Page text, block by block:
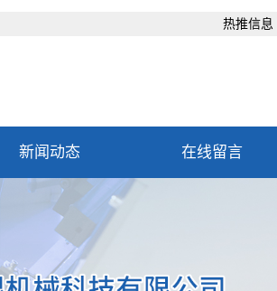
热推信息
新闻动态
公司新闻
行业资讯
技术资讯
在线留言